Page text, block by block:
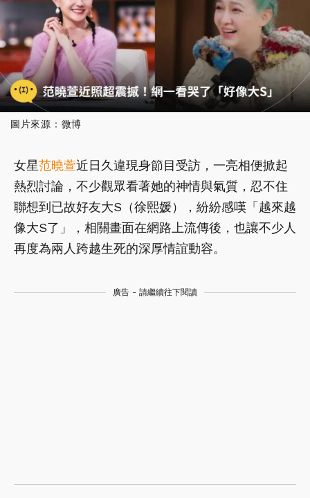
圖片來源：微博
女星范曉萱近日久違現身節目受訪，一亮相便掀起
熱烈討論，不少觀眾看著她的神情與氣質，忍不住
聯想到已故好友大S（徐熙媛），紛紛感嘆「越來越
像大S了」，相關畫面在網路上流傳後，也讓不少人
再度為兩人跨越生死的深厚情誼動容。
廣告 - 請繼續往下閱讀